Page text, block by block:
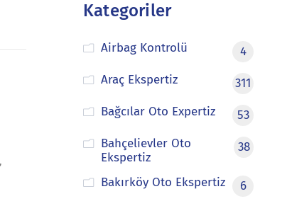
Kategoriler
Airbag Kontrolü
4
Araç Ekspertiz
311
Bağcılar Oto Expertiz
53
Bahçelievler Oto
Ekspertiz
38
Bakırköy Oto Ekspertiz
6